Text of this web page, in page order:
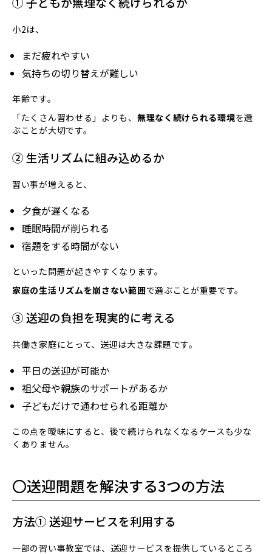
小2は、
まだ疲れやすい
気持ちの切り替えが難しい
年齢です。
「たくさん習わせる」よりも、 無理なく続けられる環境を選
ぶことが大切です。
② 生活リズムに組み込めるか
習い事が増えると、
夕食が遅くなる
睡眠時間が削られる
宿題をする時間がない
といった問題が起きやすくなります。
家庭の生活リズムを崩さない範囲で選ぶことが重要です。
③ 送迎の負担を現実的に考える
共働き家庭にとって、送迎は大きな課題です。
平日の送迎が可能か
祖父母や親族のサポートがあるか
子どもだけで通わせられる距離か
この点を曖昧にすると、後で続けられなくなるケースも少な
くありません。
〇送迎問題を解決する3つの方法
方法① 送迎サービスを利用する
一部の習い事教室では、送迎サービスを提供しているところ